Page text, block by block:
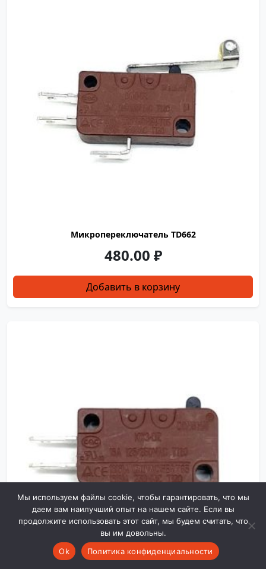
Микропереключатель TD662
480.00 ₽
Добавить в корзину
Мы используем файлы cookie, чтобы гарантировать, что мы
даем вам наилучший опыт на нашем сайте. Если вы
продолжите использовать этот сайт, мы будем считать, что
вы им довольны.
Ok
Политика конфиденциальности